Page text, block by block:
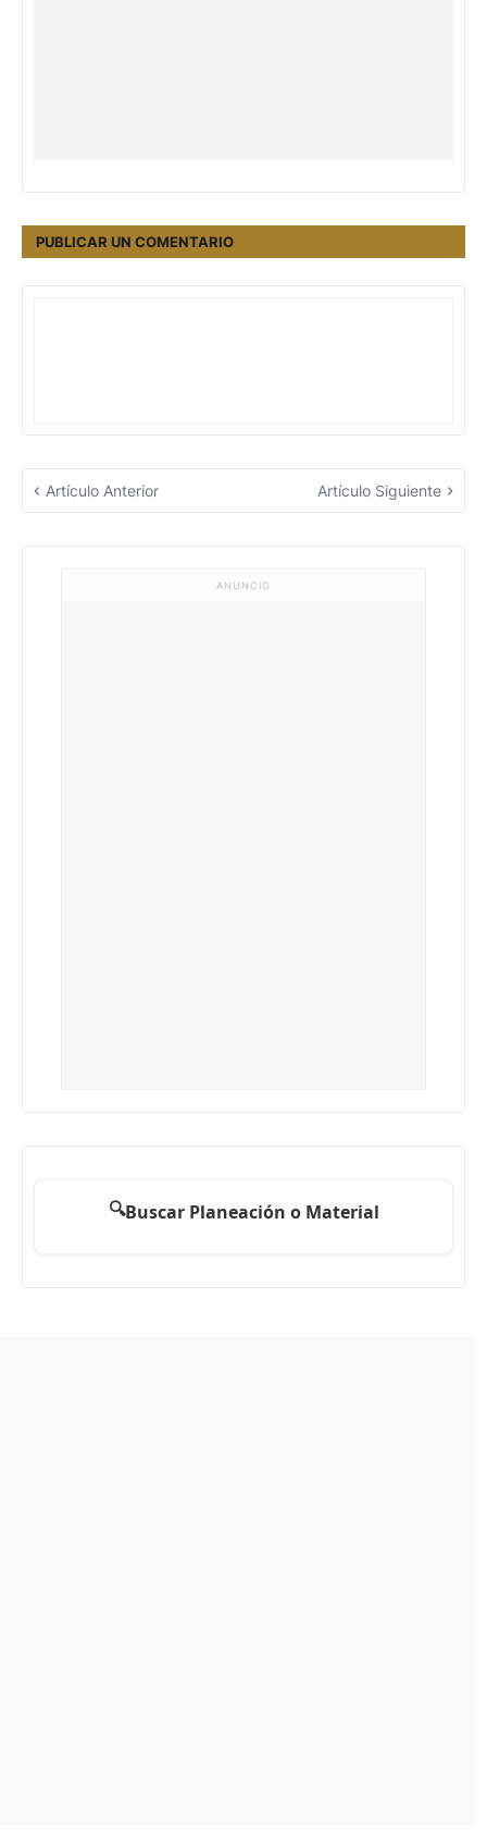
PUBLICAR UN COMENTARIO
Artículo Anterior Artículo Siguiente
ANUNCIO
🔍Buscar Planeación o Material